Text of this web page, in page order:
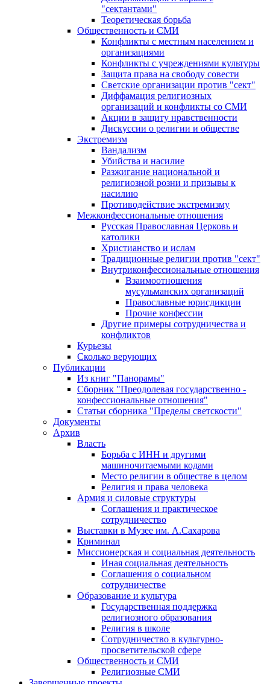
"сектантами"
Теоретическая борьба
Общественность и СМИ
Конфликты с местным населением и
организациями
Конфликты с учреждениями культуры
Защита права на свободу совести
Светские организации против "сект"
Диффамация религиозных
организаций и конфликты со СМИ
Акции в защиту нравственности
Дискуссии о религии и обществе
Экстремизм
Вандализм
Убийства и насилие
Разжигание национальной и
религиозной розни и призывы к
насилию
Противодействие экстремизму
Межконфессиональные отношения
Русская Православная Церковь и
католики
Христианство и ислам
Традиционные религии против "сект"
Внутриконфессиональные отношения
Взаимоотношения
мусульманских организаций
Православные юрисдикции
Прочие конфессии
Другие примеры сотрудничества и
конфликтов
Курьезы
Сколько верующих
Публикации
Из книг "Панорамы"
Сборник "Преодолевая государственно -
конфессиональные отношения"
Статьи сборника "Пределы светскости"
Документы
Архив
Власть
Борьба с ИНН и другими
машиночитаемыми кодами
Место религии в обществе в целом
Религия и права человека
Армия и силовые структуры
Соглашения и практическое
сотрудничество
Выставки в Музее им. А.Сахарова
Криминал
Миссионерская и социальная деятельность
Иная социальная деятельность
Соглашения о социальном
сотрудничестве
Образование и культура
Государственная поддержка
религиозного образования
Религия в школе
Сотрудничество в культурно-
просветительской сфере
Общественность и СМИ
Религиозные СМИ